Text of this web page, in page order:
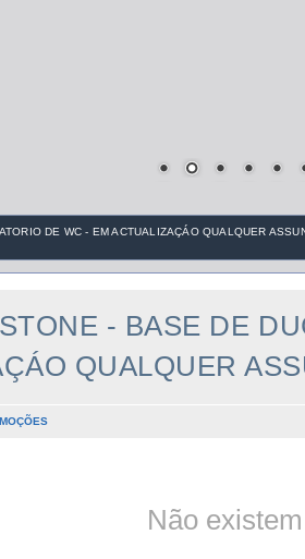
DE WC - EM ACTUALIZAÇÁO QUALQUER
- BASE DE
QUALQUER
Não